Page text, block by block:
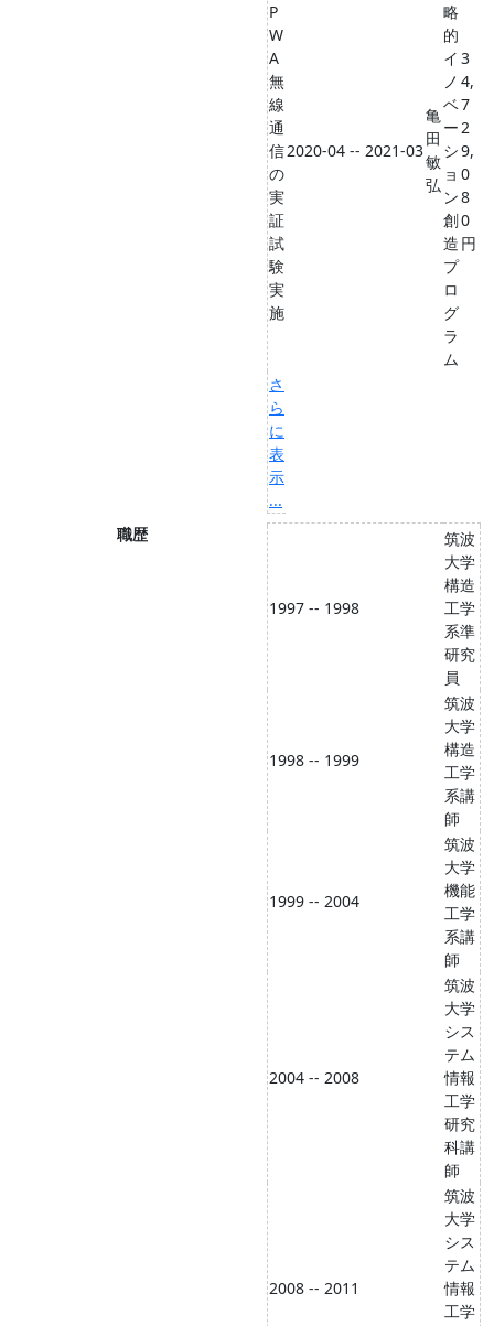
P
W
A
無
線
通
信
の
実
証
試
験
実
施
2020-04 -- 2021-03
亀
田
敏
弘
略
的
イ
ノ
ベ
ー
シ
ョ
ン
創
造
プ
ロ
グ
ラ
ム
3
4,
7
2
9,
0
8
0
円
さ
ら
に
表
示
...
職歴
1997 -- 1998
筑波
大学
構造
工学
系準
研究
員
1998 -- 1999
筑波
大学
構造
工学
系講
師
1999 -- 2004
筑波
大学
機能
工学
系講
師
2004 -- 2008
筑波
大学
シス
テム
情報
工学
研究
科講
師
2008 -- 2011
筑波
大学
シス
テム
情報
工学